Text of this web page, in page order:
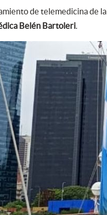
de telemedicina de la
Belén Bartoleri